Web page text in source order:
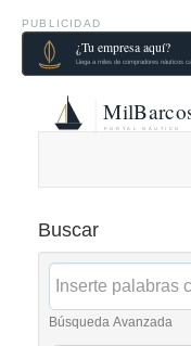
PUBLICIDAD
Buscar
Búsqueda Avanzada